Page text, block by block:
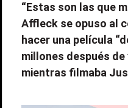
“Estas son las que
Affleck se opuso al
hacer una película
millones después
mientras filmaba